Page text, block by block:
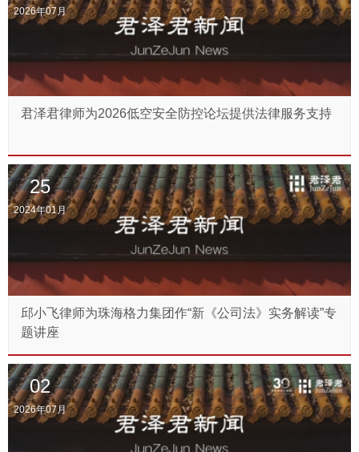
2026年07月
君泽君律师为2026低空安全防控论坛提供法律服务支持
25
2024年01月
邱小飞律师为珠海格力集团作“新《公司法》实务解读”专
题讲座
02
2026年07月